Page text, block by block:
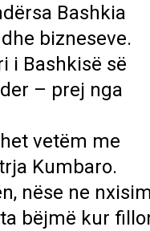
Bashkia
bizneseve.
i Bashkisë së
– prej nga
vetëm me
Kumbaro.
nëse ne nxisim
bëjmë kur